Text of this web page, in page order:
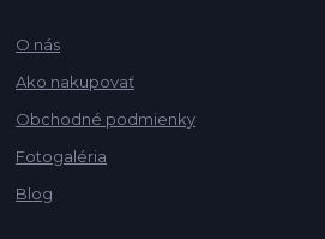
O nás
Ako nakupovať
Obchodné podmienky
Fotogaléria
Blog